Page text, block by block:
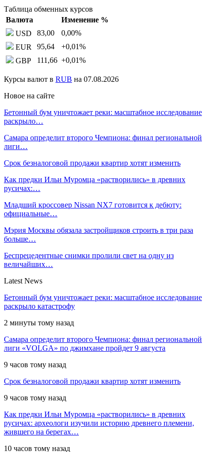
Таблица обменных курсов
Валюта
Изменение %
USD
83,00 0,00%
EUR
95,64 +0,01%
GBP
111,66 +0,01%
Курсы валют в RUB на 07.08.2026
Новое на сайте
Бетонный бум уничтожает реки: масштабное исследование
раскрыло…
Самара определит второго Чемпиона: финал региональной
лиги…
Срок безналоговой продажи квартир хотят изменить
Как предки Ильи Муромца «растворились» в древних
русичах:…
Младший кроссовер Nissan NX7 готовится к дебюту:
официальные…
Мэрия Москвы обязала застройщиков строить в три раза
больше…
Беспрецедентные снимки пролили свет на одну из
величайших…
Latest News
Бетонный бум уничтожает реки: масштабное исследование
раскрыло катастрофу
2 минуты тому назад
Самара определит второго Чемпиона: финал региональной
лиги «VOLGA» по джимхане пройдет 9 августа
9 часов тому назад
Срок безналоговой продажи квартир хотят изменить
9 часов тому назад
Как предки Ильи Муромца «растворились» в древних
русичах: археологи изучили историю древнего племени,
жившего на берегах…
10 часов тому назад